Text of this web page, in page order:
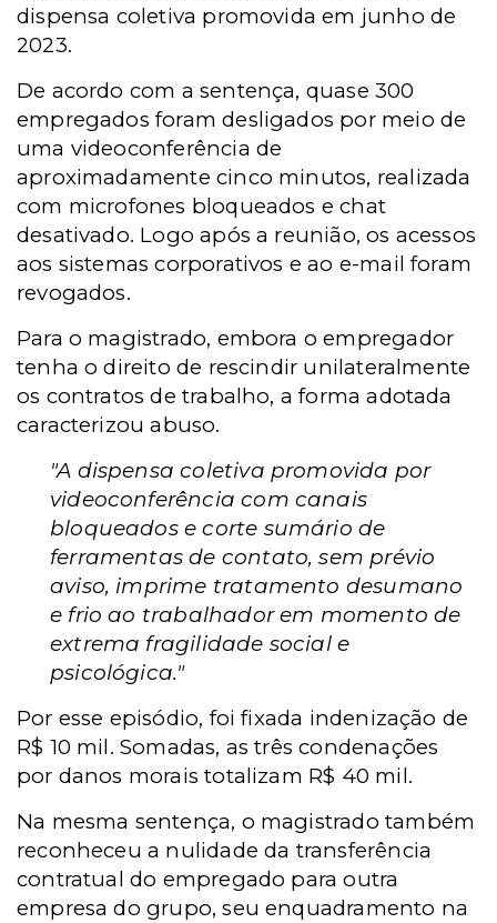
dispensa coletiva promovida em junho de
2023.
De acordo com a sentença, quase 300
empregados foram desligados por meio de
uma videoconferência de
aproximadamente cinco minutos, realizada
com microfones bloqueados e chat
desativado. Logo após a reunião, os acessos
aos sistemas corporativos e ao e-mail foram
revogados.
Para o magistrado, embora o empregador
tenha o direito de rescindir unilateralmente
os contratos de trabalho, a forma adotada
caracterizou abuso.
"A dispensa coletiva promovida por
videoconferência com canais
bloqueados e corte sumário de
ferramentas de contato, sem prévio
aviso, imprime tratamento desumano
e frio ao trabalhador em momento de
extrema fragilidade social e
psicológica."
Por esse episódio, foi fixada indenização de
R$ 10 mil. Somadas, as três condenações
por danos morais totalizam R$ 40 mil.
Na mesma sentença, o magistrado também
reconheceu a nulidade da transferência
contratual do empregado para outra
empresa do grupo, seu enquadramento na